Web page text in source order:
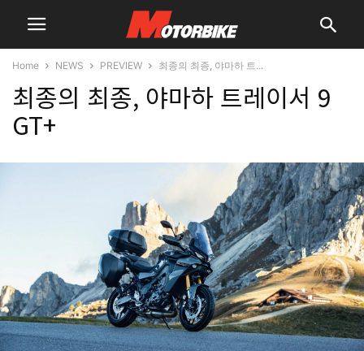
Home NEWS PREVIEW 최종의 최종, 야마하 트...
최종의 최종, 야마하 트레이서 9
GT+